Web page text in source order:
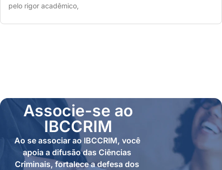
pelo rigor acadêmico,
Associe-se ao
IBCCRIM
Ao se associar ao IBCCRIM, você
apoia a difusão das Ciências
Criminais, fortalece a defesa dos